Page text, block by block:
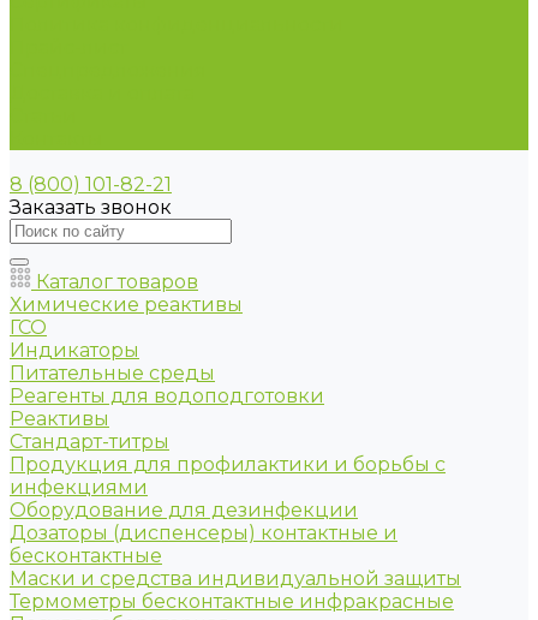
8 (800) 101-82-21
Заказать звонок
Каталог товаров
Химические реактивы
ГСО
Индикаторы
Питательные среды
Реагенты для водоподготовки
Реактивы
Стандарт-титры
Продукция для профилактики и борьбы с
инфекциями
Оборудование для дезинфекции
Дозаторы (диспенсеры) контактные и
бесконтактные
Маски и средства индивидуальной защиты
Термометры бесконтактные инфракрасные